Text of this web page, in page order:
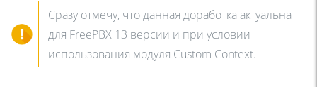
Сразу отмечу, что данная доработка актуальна
для FreePBX 13 версии и при условии
использования модуля Custom Context.